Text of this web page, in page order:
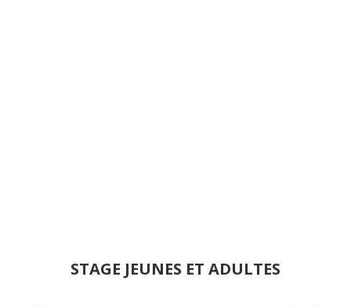
STAGE JEUNES ET ADULTES